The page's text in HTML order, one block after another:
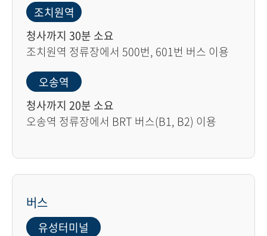
조치원역
청사까지 30분 소요
조치원역 정류장에서 500번, 601번 버스 이용
오송역
청사까지 20분 소요
오송역 정류장에서 BRT 버스(B1, B2) 이용
버스
유성터미널